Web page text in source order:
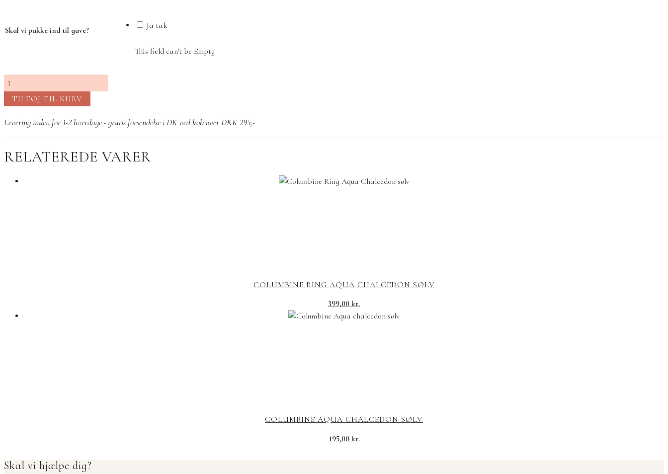
Skal vi pakke ind til gave? Ja tak
This field can't be Empty
Columbine
ørestik
Aqua
sølv
TILFØJ TIL KURV
Levering inden for 1-2 hverdage - gratis forsendelse i DK ved køb over DKK 295,-
RELATEREDE VARER
COLUMBINE RING AQUA CHALCEDON SØLV
399,00 kr.
COLUMBINE AQUA CHALCEDON SØLV
195,00 kr.
Skal vi hjælpe dig?